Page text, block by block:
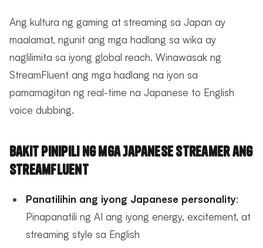
Ang kultura ng gaming at streaming sa Japan ay
maalamat, ngunit ang mga hadlang sa wika ay
naglilimita sa iyong global reach. Winawasak ng
StreamFluent ang mga hadlang na iyon sa
pamamagitan ng real-time na Japanese to English
voice dubbing.
Bakit Pinipili ng mga Japanese Streamer ang
StreamFluent
Panatilihin ang iyong Japanese personality:
Pinapanatili ng AI ang iyong energy, excitement, at
streaming style sa English